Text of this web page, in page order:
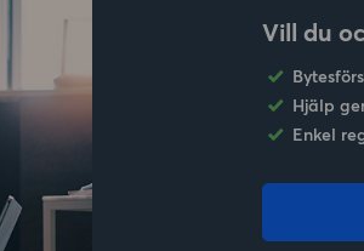
Vill du
Hjälp
Enkel